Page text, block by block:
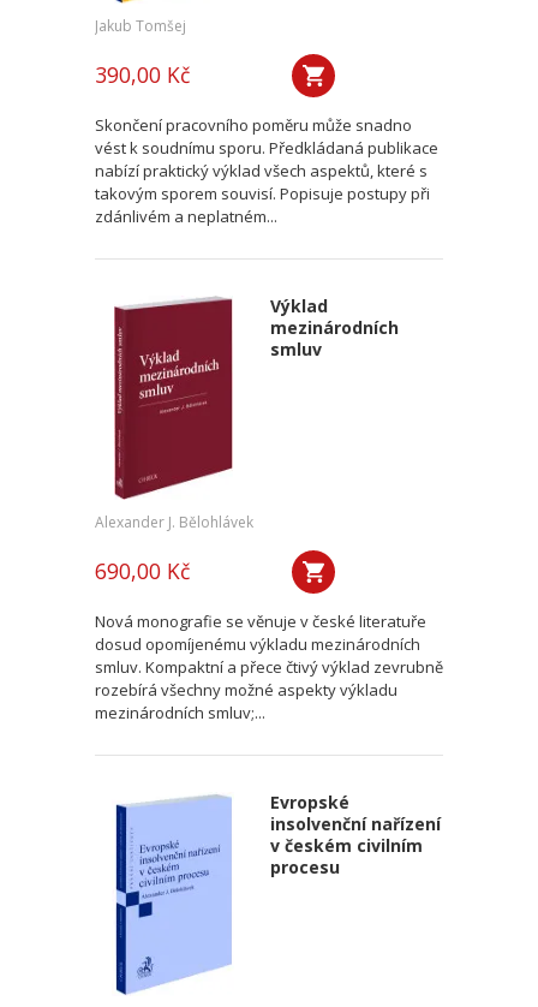
Jakub Tomšej
390,00 Kč
Skončení pracovního poměru může snadno
vést k soudnímu sporu. Předkládaná publikace
nabízí praktický výklad všech aspektů, které s
takovým sporem souvisí. Popisuje postupy při
zdánlivém a neplatném...
Výklad
mezinárodních
smluv
Alexander J. Bělohlávek
690,00 Kč
Nová monografie se věnuje v české literatuře
dosud opomíjenému výkladu mezinárodních
smluv. Kompaktní a přece čtivý výklad zevrubně
rozebírá všechny možné aspekty výkladu
mezinárodních smluv;...
Evropské
insolvenční nařízení
v českém civilním
procesu